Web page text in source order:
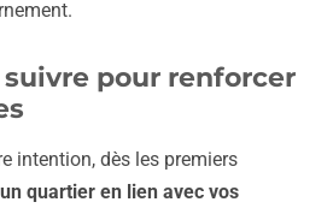
suivre pour renforcer
intention, dès les premiers
quartier en lien avec vos